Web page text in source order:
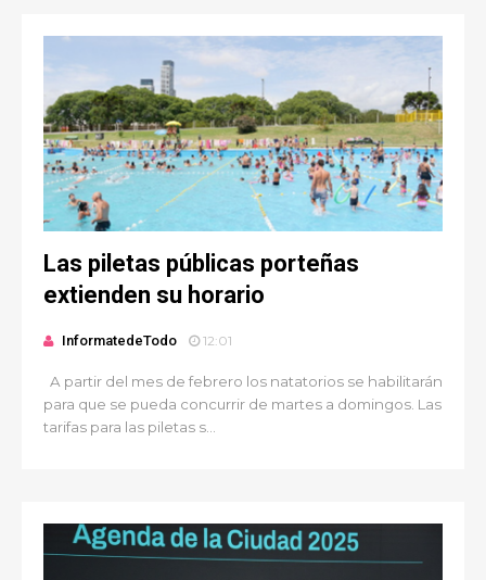
Las piletas públicas porteñas
extienden su horario
InformatedeTodo 12:01
A partir del mes de febrero los natatorios se habilitarán
para que se pueda concurrir de martes a domingos. Las
tarifas para las piletas s...